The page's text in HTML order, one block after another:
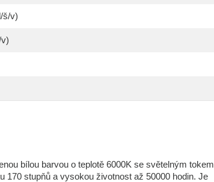
š/v)
bílou barvou o teplotě 6000K se světelným tokem
stupňů a vysokou životnost až 50000 hodin. Je